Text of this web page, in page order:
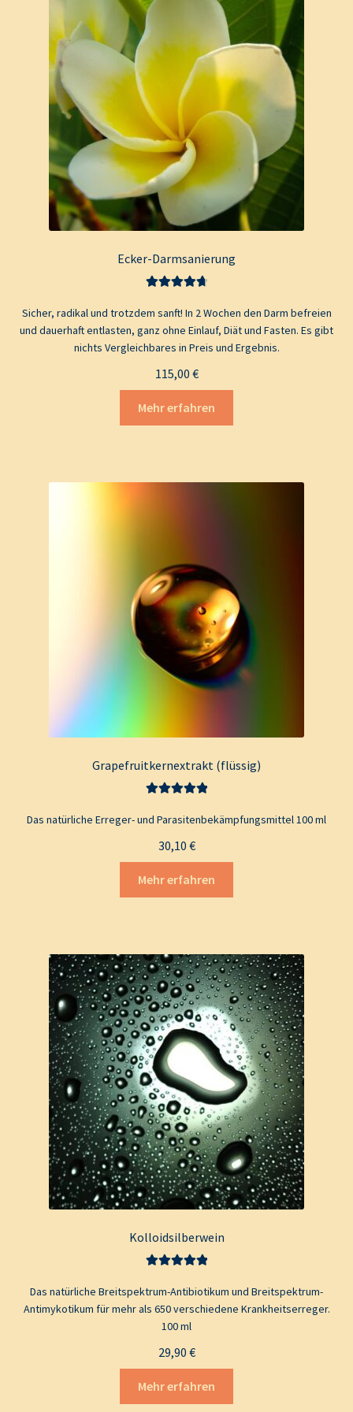
Ecker-Darmsanierung
4.80von 5
Sicher, radikal und trotzdem sanft! In 2 Wochen den Darm befreien
und dauerhaft entlasten, ganz ohne Einlauf, Diät und Fasten. Es gibt
nichts Vergleichbares in Preis und Ergebnis.
115,00 €
Mehr erfahren
Grapefruitkernextrakt (flüssig)
5.00von 5
Das natürliche Erreger- und Parasitenbekämpfungsmittel 100 ml
30,10 €
Mehr erfahren
Kolloidsilberwein
5.00von 5
Das natürliche Breitspektrum-Antibiotikum und Breitspektrum-
Antimykotikum für mehr als 650 verschiedene Krankheitserreger.
100 ml
29,90 €
Mehr erfahren